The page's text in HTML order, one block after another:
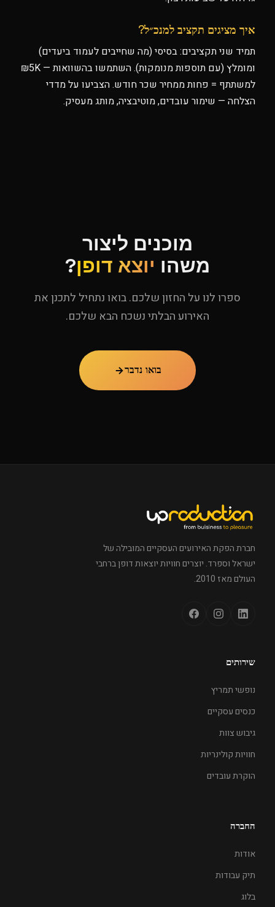
איך מציגים תקציב למנכ״ל?
תמיד שני תקציבים: בסיסי (מה שחייבים לעמוד ביעדים)
ומומלץ (עם תוספות מנומקות). השתמשו בהשוואות — ₪5K
למשתתף = פחות ממחיר שכר חודש. הצביעו על מדדי
הצלחה — שימור עובדים, מוטיבציה, מותג מעסיק.
מוכנים ליצור
משהו יוצא דופן?
ספרו לנו על החזון שלכם. בואו נתחיל לתכנן את
האירוע הבלתי נשכח הבא שלכם.
בואו נדבר
חברת הפקת האירועים העסקיים המובילה של
ישראל וספרד. יוצרים חוויות יוצאות דופן ברחבי
העולם מאז 2010.
שירותים
נופשי תמריץ
כנסים עסקיים
גיבוש צוות
חוויות קולינריות
הוקרת עובדים
החברה
אודות
תיק עבודות
בלוג